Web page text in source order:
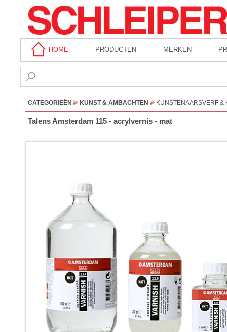
HOME PRODUCTEN MERKEN
CATEGORIEËN KUNST & AMBACHTEN KUNSTENAARSVERF &
Talens Amsterdam 115 - acrylvernis - mat